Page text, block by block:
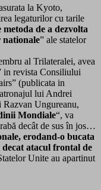
la Kyoto,
legaturilor cu tarile
metoda de a dezvolta
nationale” ale statelor
al Trilateralei, avea
in revista Consiliului
(publicata in
lui Andrei
Ungureanu,
Mondiale“, va
decât de sus în jos…
erodand-o bucata
decat atacul frontal de
Unite au apartinut